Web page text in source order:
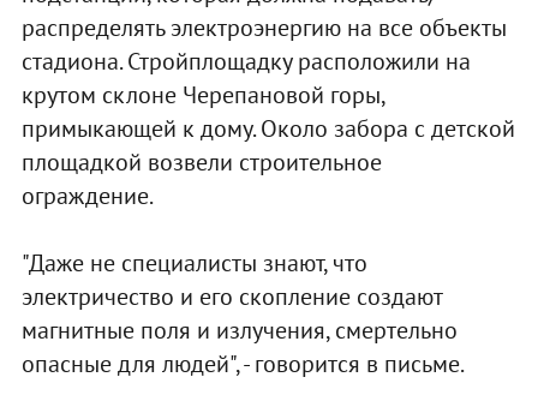
распределять электроэнергию на все объекты
стадиона. Стройплощадку расположили на
крутом склоне Черепановой горы,
примыкающей к дому. Около забора с детской
площадкой возвели строительное
ограждение.
"Даже не специалисты знают, что
электричество и его скопление создают
магнитные поля и излучения, смертельно
опасные для людей", - говорится в письме.